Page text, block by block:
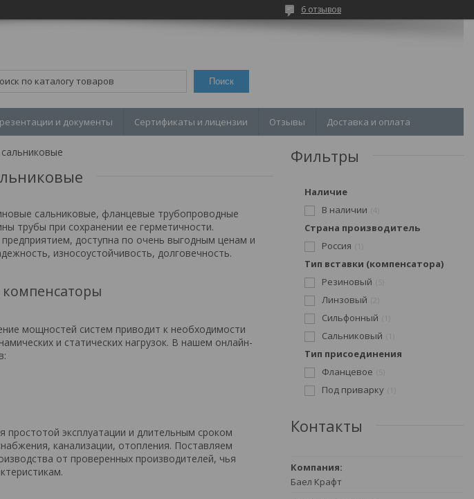
6 отзывов
Поиск
и документы Сертификаты и лицензии Отзывы Доставка и оплата
сальниковые, фланцевые трубопроводные
трубы при сохранении ее герметичности.
доступна по очень выгодным ценам и
износоустойчивость, долговечность.
мощностей систем приводит к необходимости
и статических нагрузок. В нашем онлайн-
эксплуатации и длительным сроком
канализации, отопления. Поставляем
от проверенных производителей, чья
Фильтры
Наличие
В наличии
Страна производитель
Россия
Тип вставки (компенсатора)
Резиновый
Линзовый
Сильфонный
Сальниковый
Тип присоединения
Фланцевое
Под приварку
Контакты
Баел Крафт